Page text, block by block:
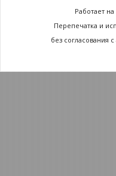
Работает
Перепечатка и
без согласования